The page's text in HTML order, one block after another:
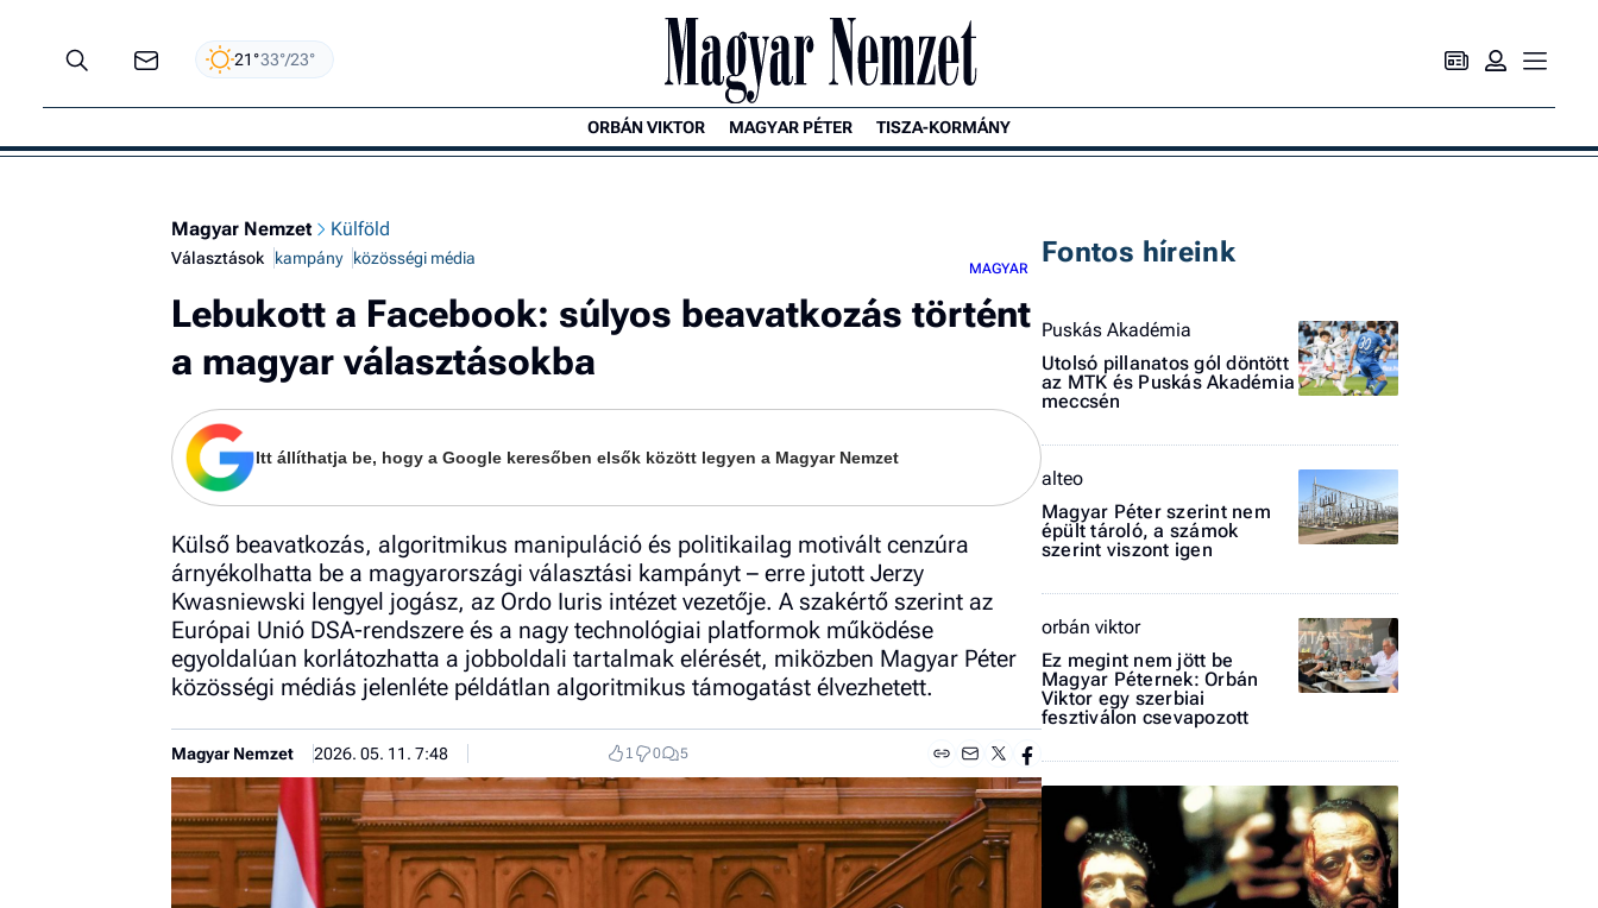
21°33°/23°
ORBÁN VIKTOR MAGYAR PÉTER TISZA-KORMÁNY
Magyar Nemzet Külföld
Választások kampány közösségi média
MAGYAR
Lebukott a Facebook: súlyos beavatkozás történt
a magyar választásokba
Itt állíthatja be, hogy a Google keresőben elsők között legyen a Magyar Nemzet
Külső beavatkozás, algoritmikus manipuláció és politikailag motivált cenzúra
árnyékolhatta be a magyarországi választási kampányt – erre jutott Jerzy
Kwasniewski lengyel jogász, az Ordo Iuris intézet vezetője. A szakértő szerint az
Európai Unió DSA-rendszere és a nagy technológiai platformok működése
egyoldalúan korlátozhatta a jobboldali tartalmak elérését, miközben Magyar Péter
közösségi médiás jelenléte példátlan algoritmikus támogatást élvezhetett.
Magyar Nemzet 2026. 05. 11. 7:48 1 0 5
Fontos híreink
Puskás Akadémia
Utolsó pillanatos gól döntött
az MTK és Puskás Akadémia
meccsén
alteo
Magyar Péter szerint nem
épült tároló, a számok
szerint viszont igen
orbán viktor
Ez megint nem jött be
Magyar Péternek: Orbán
Viktor egy szerbiai
fesztiválon csevapozott